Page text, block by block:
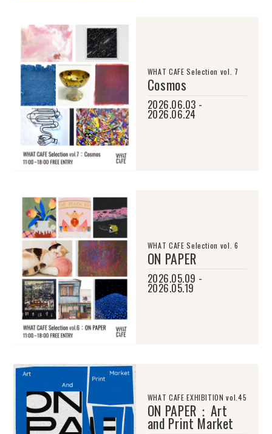
WHAT CAFE Selection vol. 7
Cosmos
2026.06.03 -
2026.06.24
WHAT CAFE Selection vol. 6
ON PAPER
2026.05.09 -
2026.05.19
WHAT CAFE EXHIBITION vol.45
ON PAPER：Art
and Print Market